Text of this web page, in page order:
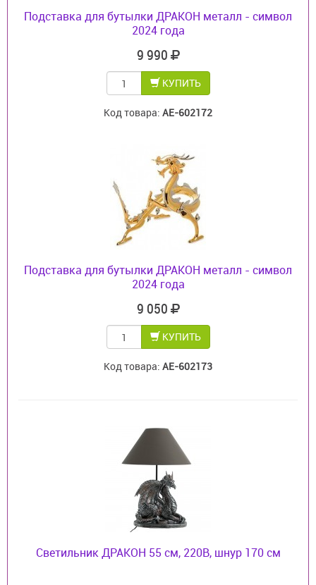
Подставка для бутылки ДРАКОН металл - символ
2024 года
9 990
КУПИТЬ
Код товара: AE-602172
Подставка для бутылки ДРАКОН металл - символ
2024 года
9 050
КУПИТЬ
Код товара: AE-602173
Светильник ДРАКОН 55 см, 220В, шнур 170 см